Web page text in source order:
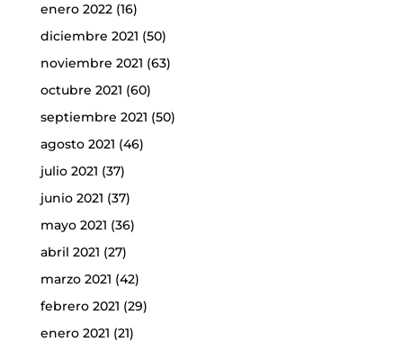
enero 2022(16)
diciembre 2021 (50)
noviembre 2021 (63)
octubre 2021 (60)
septiembre 2021 (50)
agosto 2021 (46)
julio 2021 (37)
junio 2021 (37)
mayo 2021 (36)
abril 2021 (27)
marzo 2021 (42)
febrero 2021 (29)
enero 2021 (21)